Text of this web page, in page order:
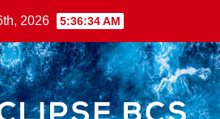
2026 5:36:35 AM